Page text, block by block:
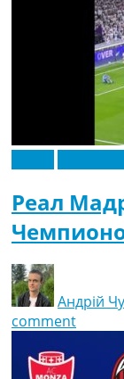
Реал
Андрій
comment